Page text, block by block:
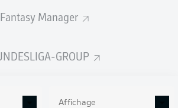
Fantasy Manager
GROUP
Affichage
DE LA SAISON
2023